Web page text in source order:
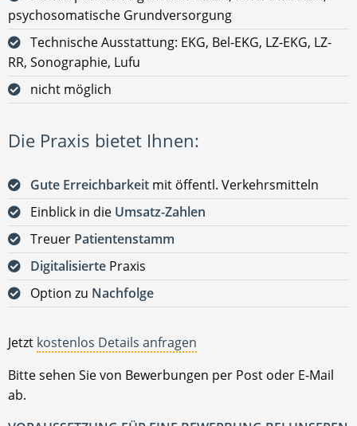
psychosomatische Grundversorgung
Technische Ausstattung: EKG, Bel-EKG, LZ-EKG, LZ-
RR, Sonographie, Lufu
nicht möglich
Die Praxis bietet Ihnen:
Gute Erreichbarkeit mit öffentl. Verkehrsmitteln
Einblick in die Umsatz-Zahlen
Treuer Patientenstamm
Digitalisierte Praxis
Option zu Nachfolge
Jetzt kostenlos Details anfragen
Bitte sehen Sie von Bewerbungen per Post oder E-Mail
ab.